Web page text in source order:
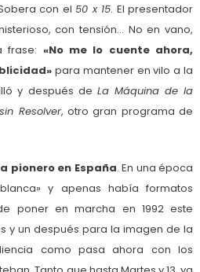
con el 50 x 15. El presentador
con tensión… No en vano,
frase: «No me lo cuente ahora,
para mantener en vilo a la
y después de La Máquina de la
Resolver, otro gran programa de
pionero en España. En una época
y apenas había formatos
poner en marcha en 1992 este
y un después para la imagen de la
como pasa ahora con los